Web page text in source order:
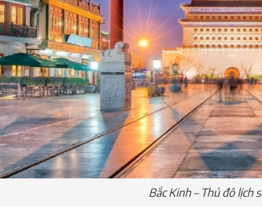
Bắc Kinh – Thủ đô lịch